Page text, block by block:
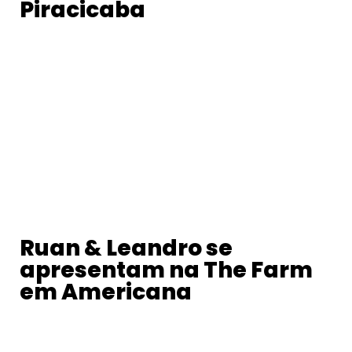
Piracicaba
Ruan & Leandro se
apresentam na The Farm
em Americana